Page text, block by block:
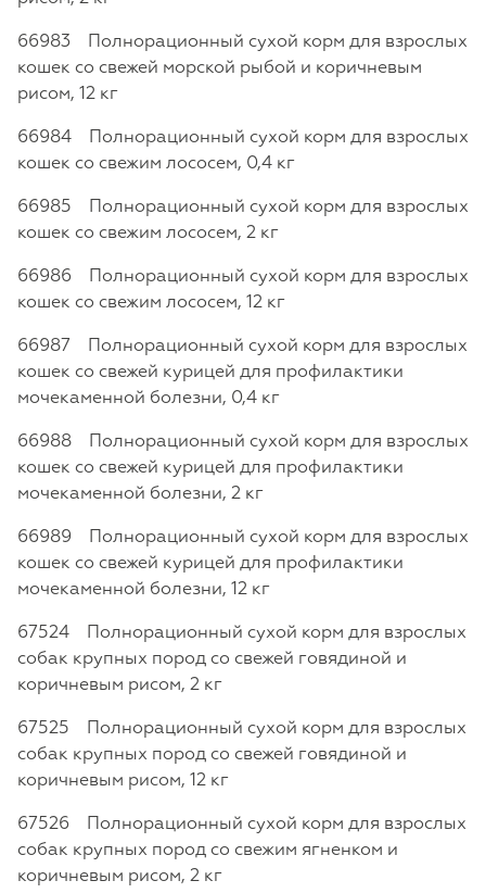
66983 Полнорационный сухой корм для взрослых
кошек со свежей морской рыбой и коричневым
рисом, 12 кг
66984 Полнорационный сухой корм для взрослых
кошек со свежим лососем, 0,4 кг
66985 Полнорационный сухой корм для взрослых
кошек со свежим лососем, 2 кг
66986 Полнорационный сухой корм для взрослых
кошек со свежим лососем, 12 кг
66987 Полнорационный сухой корм для взрослых
кошек со свежей курицей для профилактики
мочекаменной болезни, 0,4 кг
66988 Полнорационный сухой корм для взрослых
кошек со свежей курицей для профилактики
мочекаменной болезни, 2 кг
66989 Полнорационный сухой корм для взрослых
кошек со свежей курицей для профилактики
мочекаменной болезни, 12 кг
67524 Полнорационный сухой корм для взрослых
собак крупных пород со свежей говядиной и
коричневым рисом, 2 кг
67525 Полнорационный сухой корм для взрослых
собак крупных пород со свежей говядиной и
коричневым рисом, 12 кг
67526 Полнорационный сухой корм для взрослых
собак крупных пород со свежим ягненком и
коричневым рисом, 2 кг